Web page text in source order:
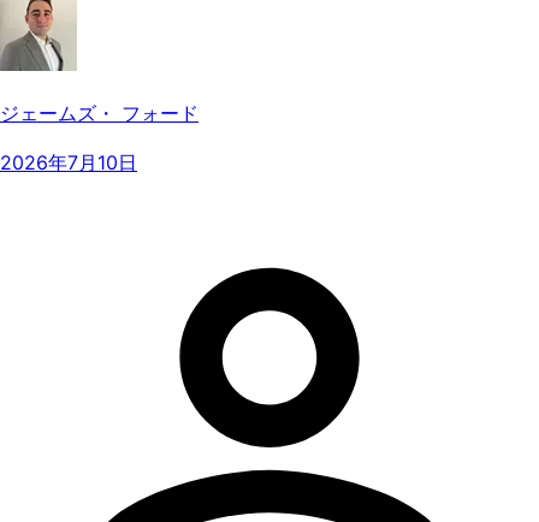
ジェームズ・ フォード
2026年7月10日